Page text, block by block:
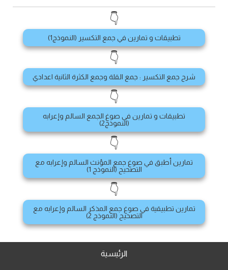
👇
تطبيقات و تمارين في جمع التكسير (النموذج1)
👇
شرح جمع التكسير : جمع القلة وجمع الكثرة الثانية اعدادي
👇
تطبيقات و تمارين في صوغ الجمع السالم وإعرابه
(النموذج2)
👇
تمارين أطبق في صوغ جمع المؤنث السالم وإعرابه مع
التصحيح (النموذج 1)
👇
تمارين تطبيقية في صوغ جمع المذكر السالم وإعرابه مع
التصحيح (النموذج 2)
الرئيسية